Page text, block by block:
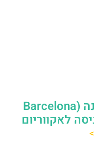
האקווריום של ברצלונה (Barcelona